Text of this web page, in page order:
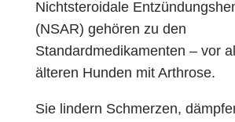
Nichtsteroidale
(NSAR) gehören zu den
Standardmedikamenten – vor
älteren Hunden mit Arthrose.
Sie lindern Schmerzen,